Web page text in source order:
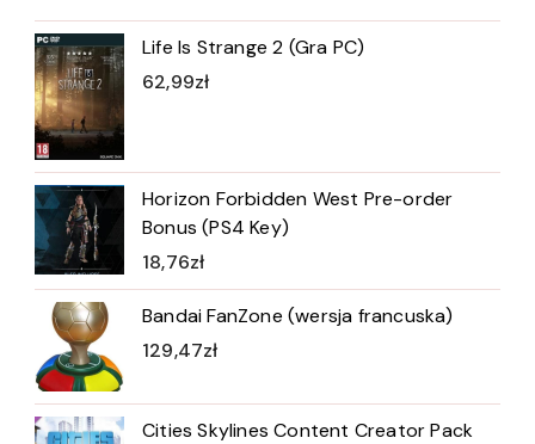
Life Is Strange 2 (Gra PC)
62,99zł
Horizon Forbidden West Pre-order
Bonus (PS4 Key)
18,76zł
Bandai FanZone (wersja francuska)
129,47zł
Cities Skylines Content Creator Pack